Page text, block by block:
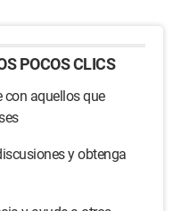
POCOS CLICS
con aquellos que
y obtenga